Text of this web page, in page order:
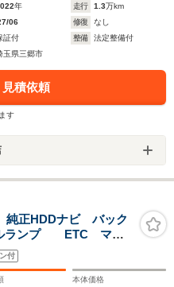
年 走行 1.3万km
06 修復
なし
証付 整備
法定整備付
玉県三郷市
積依頼
す
正HDDナビ バック
ルランプ ETC マニ
インチアルミホイー
ト
付
本体価格